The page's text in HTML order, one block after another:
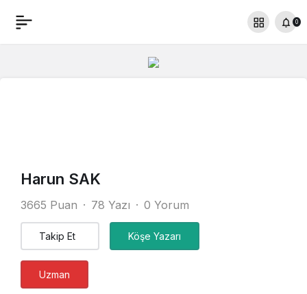
0
Harun SAK
3665 Puan 78 Yazı 0 Yorum
Takip Et Köşe Yazarı
Uzman